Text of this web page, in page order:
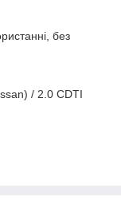
без
/ 2.0 CDTI